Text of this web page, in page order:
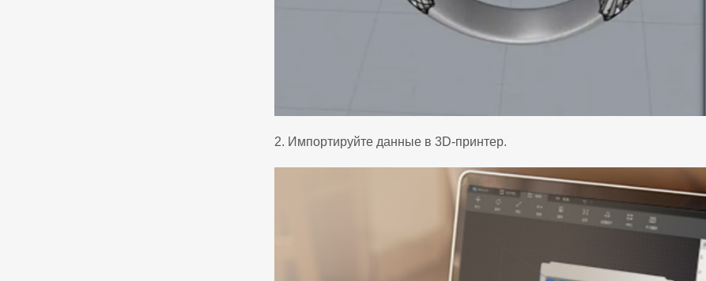
2. Импортируйте данные в 3D‑принтер.